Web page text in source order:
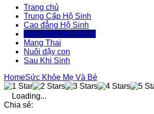
Trang chủ
Trung Cấp Hộ Sinh
Cao đẳng Hộ Sinh
Sức Khỏe Mẹ Và Bé
Mang Thai
Nuôi dậy con
Sau Khi Sinh
HomeSức Khỏe Mẹ Và Bé
Loading...
Chia sẻ: